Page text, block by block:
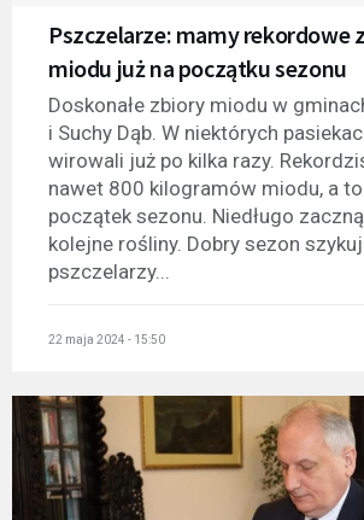
Pszczelarze: mamy rekordowe
miodu już na początku sezonu
Doskonałe zbiory miodu w
i Suchy Dąb. W niektórych
wirowali już po kilka razy.
nawet 800 kilogramów miodu, a
początek sezonu. Niedługo
kolejne rośliny. Dobry sezon
pszczelarzy...
22 maja 2024 - 15:50